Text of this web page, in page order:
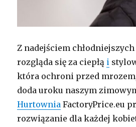
Z nadejściem
rozgląda się za ciepłą i
która ochroni przed
doda uroku naszym
Hurtownia FactoryPrice.eu
rozwiązanie dla każdej